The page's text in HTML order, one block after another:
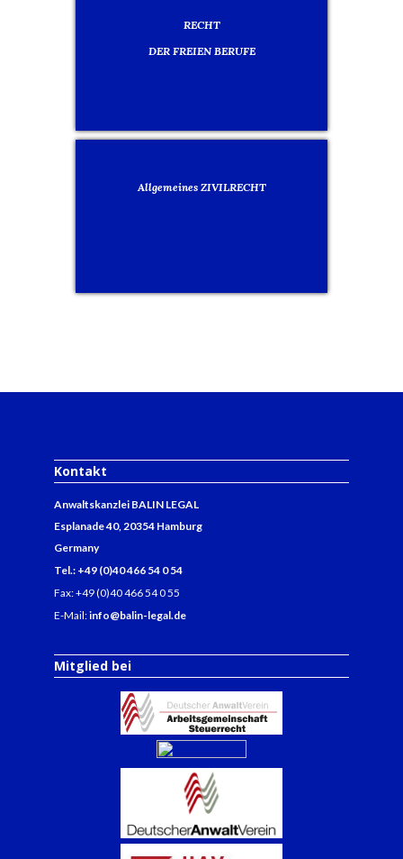
RECHT
DER FREIEN BERUFE
Allgemeines ZIVILRECHT
Kontakt
Anwaltskanzlei BALIN LEGAL
Esplanade 40, 20354 Hamburg
Germany
Tel.: +49 (0)40 466 54 0 54
Fax: +49 (0)40 466 54 0 55
E-Mail:info@balin-legal.de
Mitglied bei